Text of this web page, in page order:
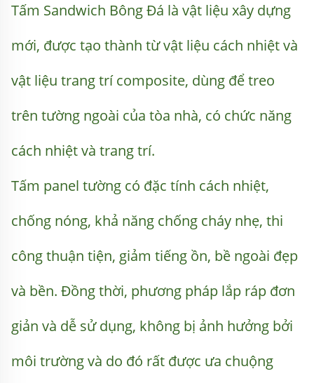
Tấm Sandwich Bông Đá là vật liệu xây dựng
mới, được tạo thành từ vật liệu cách nhiệt và
vật liệu trang trí composite, dùng để treo
trên tường ngoài của tòa nhà, có chức năng
cách nhiệt và trang trí.
Tấm panel tường có đặc tính cách nhiệt,
chống nóng, khả năng chống cháy nhẹ, thi
công thuận tiện, giảm tiếng ồn, bề ngoài đẹp
và bền. Đồng thời, phương pháp lắp ráp đơn
giản và dễ sử dụng, không bị ảnh hưởng bởi
môi trường và do đó rất được ưa chuộng